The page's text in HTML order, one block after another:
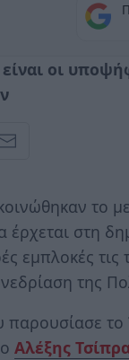
είναι οι
το
έρχεται στη
εμπλοκές τις
της
παρουσίασε το
Αλέξης